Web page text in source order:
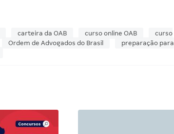
carteira da OAB curso online OAB
curso
Ordem de Advogados do Brasil
preparação para